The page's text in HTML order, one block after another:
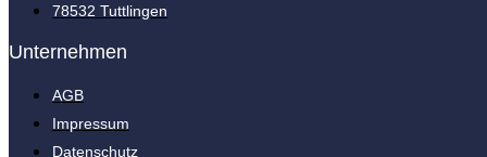
78532 Tuttlingen
Unternehmen
AGB
Impressum
Datenschutz